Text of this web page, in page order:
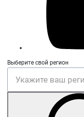
Выберите свой регион